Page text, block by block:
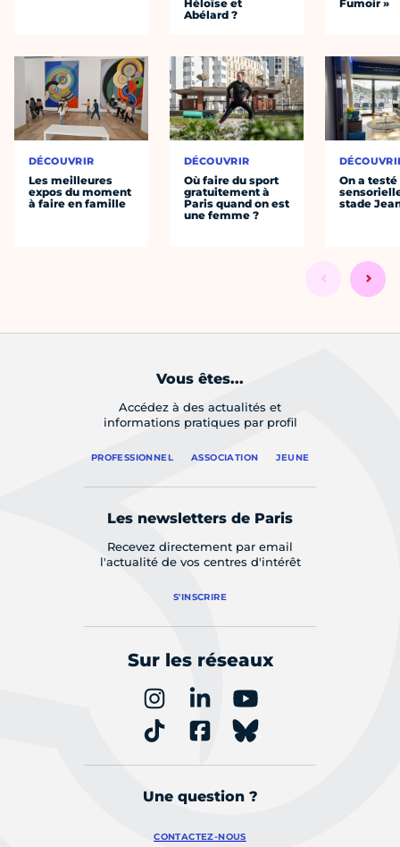
DÉCOUVRIR
Les meilleures
expos du moment
à faire en famille
Héloïse et
Abélard ?
DÉCOUVRIR
Où faire du sport
gratuitement à
Paris quand on est
une femme ?
Fumoir »
On a
stade
Vous êtes...
Accédez à des actualités et
informations pratiques par profil
PROFESSIONNEL ASSOCIATION JEUNE
Les newsletters de Paris
Recevez directement par email
l'actualité de vos centres d'intérêt
S'INSCRIRE
Sur les réseaux
Une question ?
CONTACTEZ-NOUS